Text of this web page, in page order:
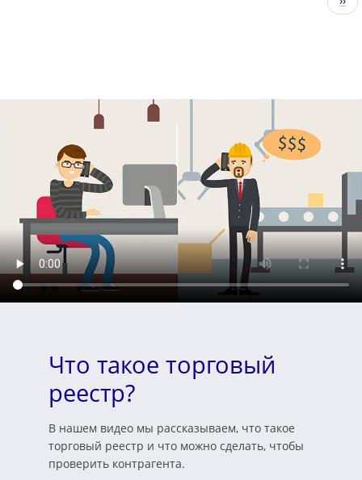
Что такое торговый
реестр?
В нашем видео мы рассказываем, что такое
торговый реестр и что можно сделать, чтобы
проверить контрагента.